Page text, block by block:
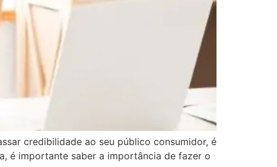
credibilidade ao seu público consumidor, é
é importante saber a importância de fazer o